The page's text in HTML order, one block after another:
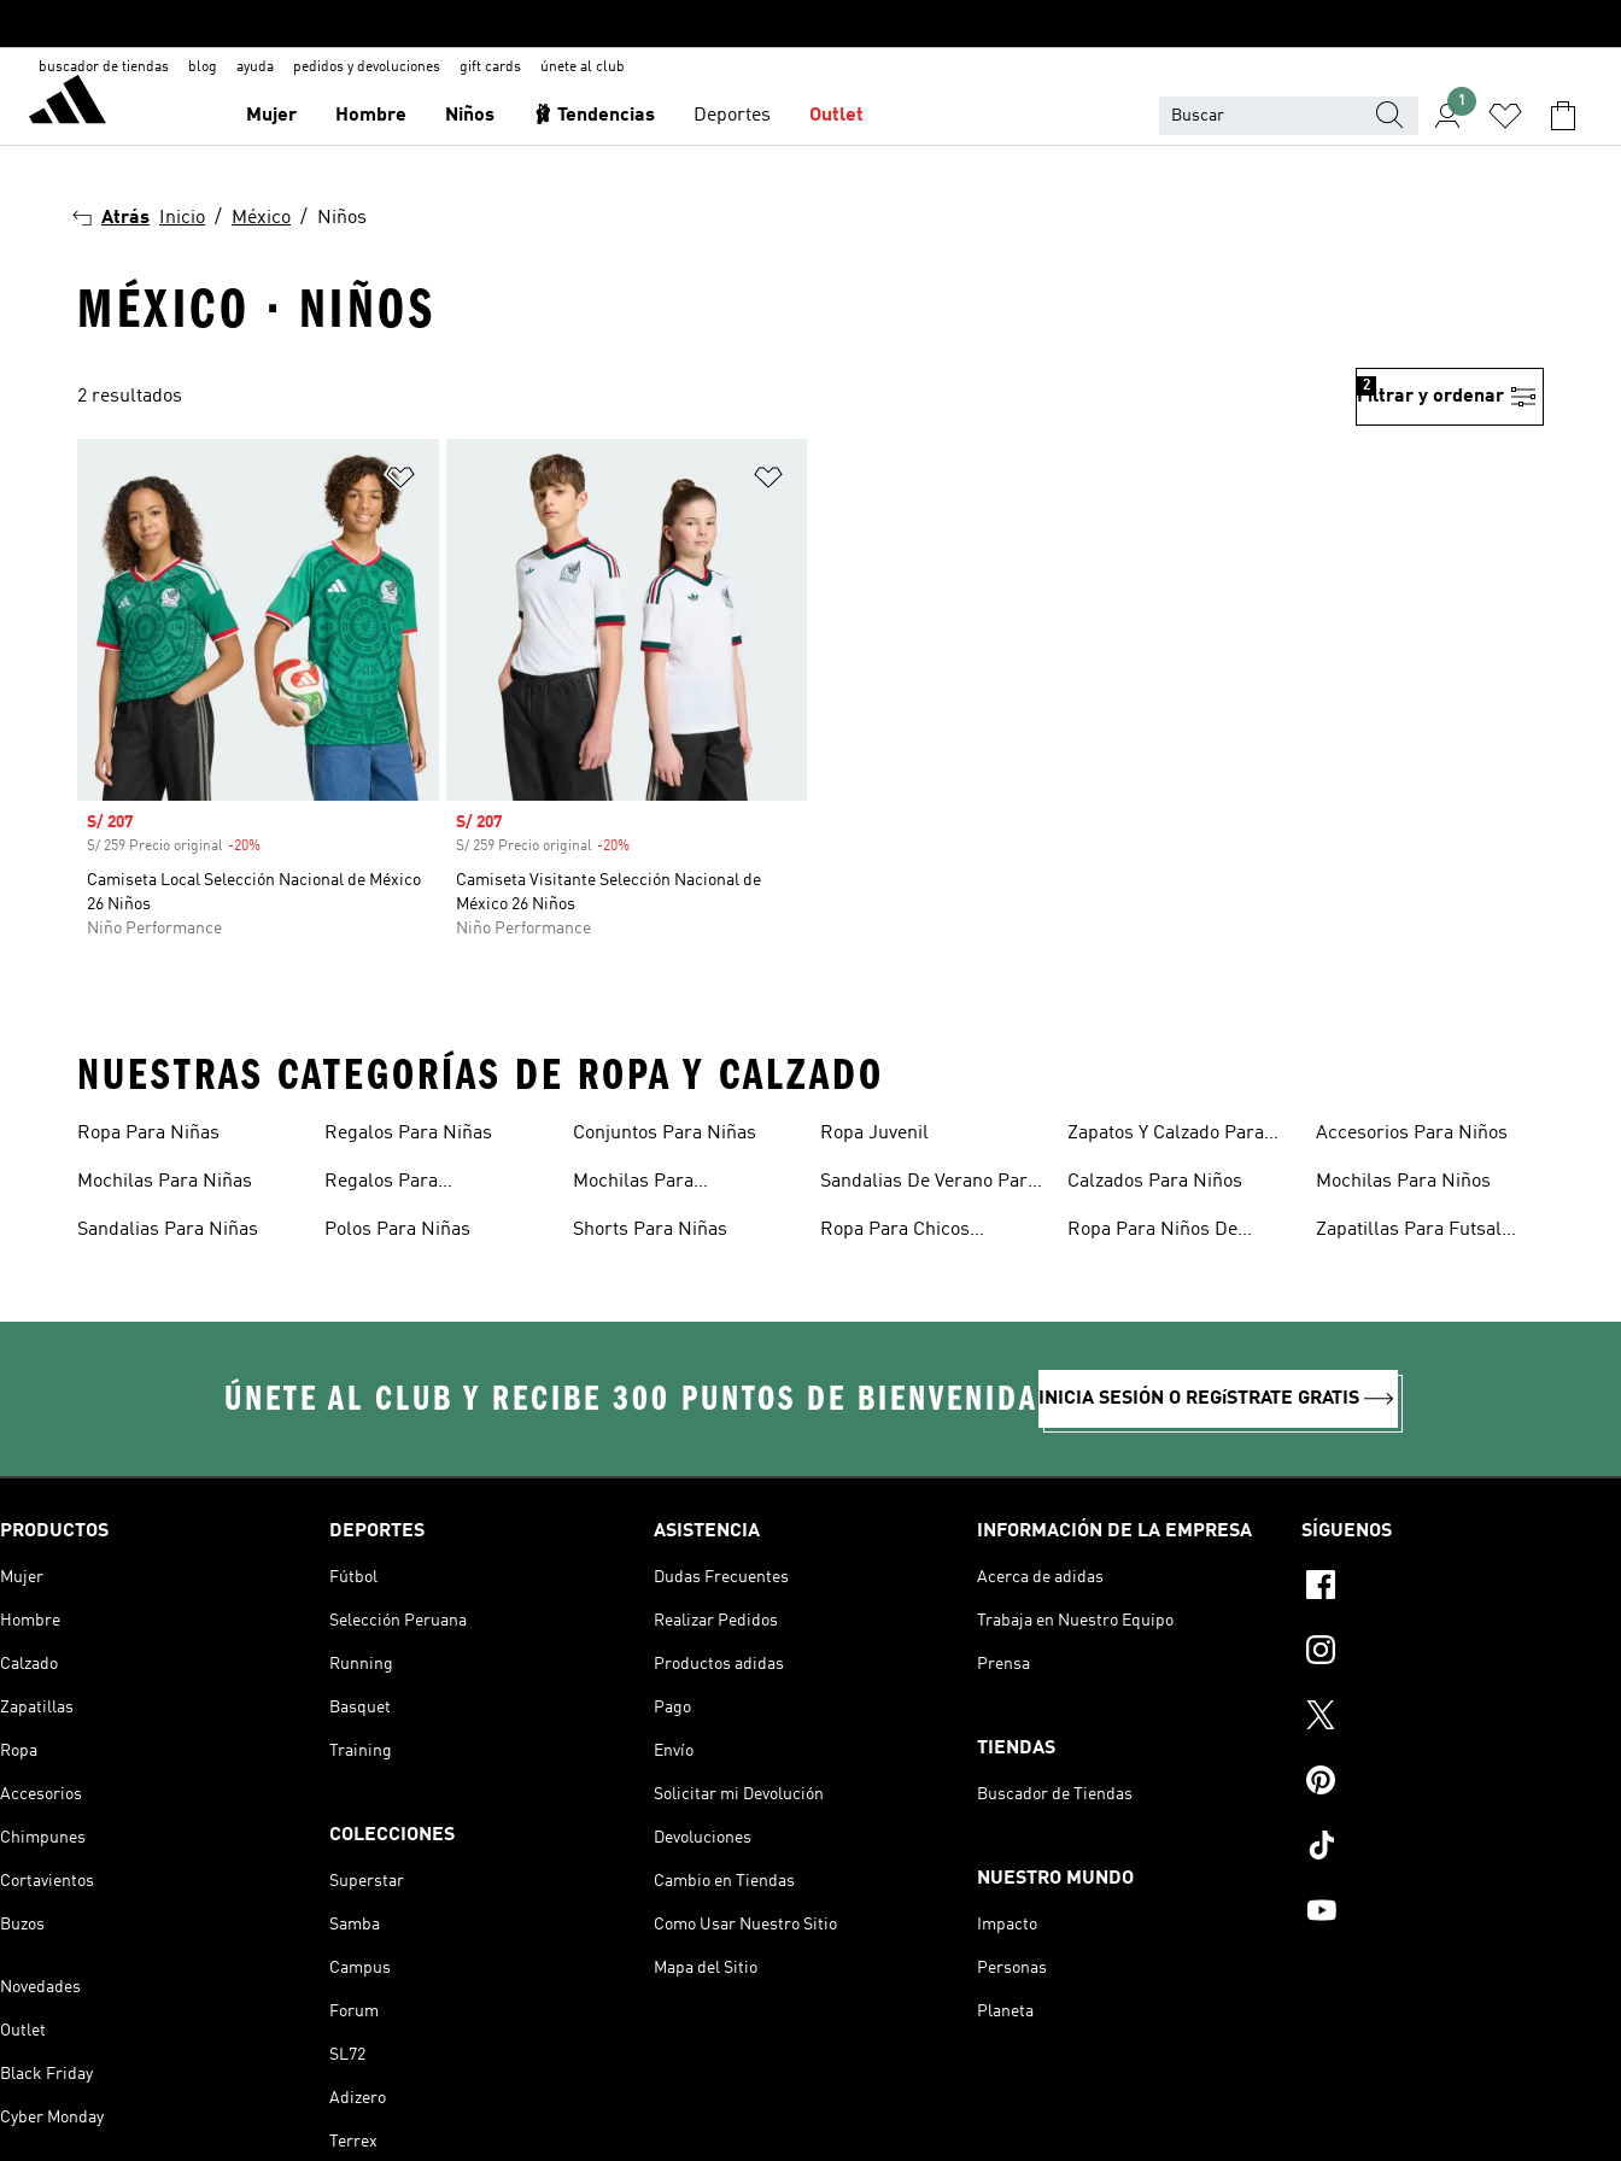
buscador de tiendas blog ayuda pedidos y devoluciones gift cards únete al club
Mujer Hombre Niños 🩰 Tendencias Deportes Outlet
1
Atrás Inicio México Niños
MÉXICO · NIÑOS
2 resultados Filtrar y ordenar
2
Añadir a la lista de deseos
Precio de venta
S/ 207
S/ 259 Precio original -20%
Camiseta Local Selección Nacional de México
26 Niños
Niño Performance
Precio de venta
S/ 207
S/ 259 Precio original -20%Descuento
Camiseta Visitante Selección Nacional de
México 26 Niños
Niño Performance
NUESTRAS CATEGORÍAS DE ROPA Y CALZADO
Ropa Para Niñas
Mochilas Para Niñas
Sandalias Para Niñas
Regalos Para Niñas
Regalos Para
Polos Para Niñas
Conjuntos Para Niñas
Mochilas Para
Shorts Para Niñas
Ropa Juvenil
Sandalias De Verano Para
Ropa Para Chicos
Zapatos Y Calzado Para
Calzados Para Niños
Ropa Para Niños De
Accesorios Para Niños
Mochilas Para Niños
Zapatillas Para Futsal
ÚNETE AL CLUB Y RECIBE 300 PUNTOS DE BIENVENIDA INICIA SESIÓN O REGíSTRATE GRATIS
PRODUCTOS
Mujer
Hombre
Calzado
Zapatillas
Ropa
Accesorios
Chimpunes
Cortavientos
Buzos
Novedades
Outlet
Black Friday
Cyber Monday
DEPORTES
Fútbol
Selección Peruana
Running
Basquet
Training
COLECCIONES
Superstar
Samba
Campus
Forum
SL72
Adizero
Terrex
ASISTENCIA
Dudas Frecuentes
Realizar Pedidos
Productos adidas
Pago
Envío
Solicitar mi Devolución
Devoluciones
Cambio en Tiendas
Como Usar Nuestro Sitio
Mapa del Sitio
INFORMACIÓN DE LA EMPRESA
Acerca de adidas
Trabaja en Nuestro Equipo
Prensa
TIENDAS
Buscador de Tiendas
NUESTRO MUNDO
Impacto
Personas
Planeta
SÍGUENOS